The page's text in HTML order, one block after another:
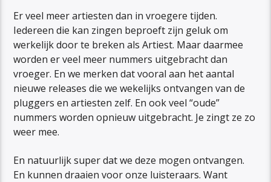
Er veel meer artiesten dan in vroegere tijden.
Iedereen die kan zingen beproeft zijn geluk om
werkelijk door te breken als Artiest. Maar daarmee
worden er veel meer nummers uitgebracht dan
vroeger. En we merken dat vooral aan het aantal
nieuwe releases die we wekelijks ontvangen van de
pluggers en artiesten zelf. En ook veel “oude”
nummers worden opnieuw uitgebracht. Je zingt ze zo
weer mee.
En natuurlijk super dat we deze mogen ontvangen.
En kunnen draaien voor onze luisteraars. Want